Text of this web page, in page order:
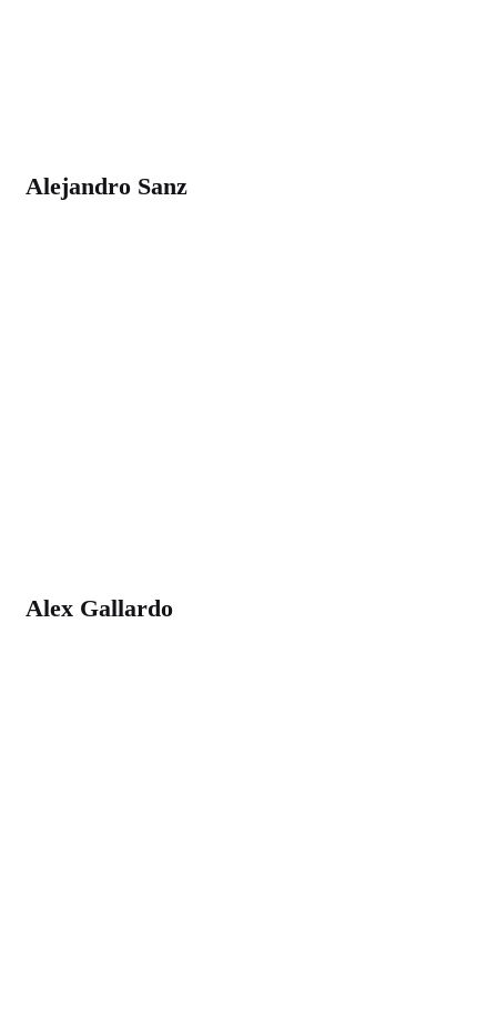
Alejandro Sanz
Alex Gallardo